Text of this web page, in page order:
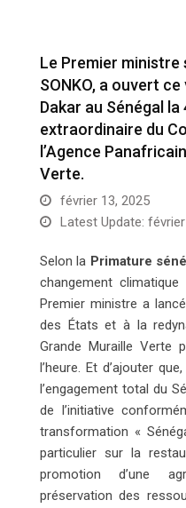
Le Premier ministre
SONKO, a ouvert
Dakar au Sénégal la
extraordinaire du
l’Agence
Verte.
février 13, 2025
Latest Update:
Selon la Primature
changement
Premier ministre a
des États et à la
Grande Muraille Verte
l’heure. Et d’ajouter
l’engagement total du
de l’initiative
transformation «
particulier sur la
promotion d’une
préservation des